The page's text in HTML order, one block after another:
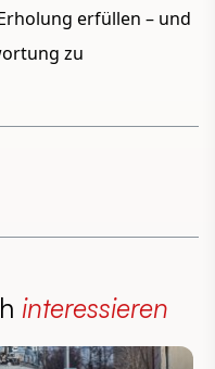
erfüllen – und
zu
interessieren